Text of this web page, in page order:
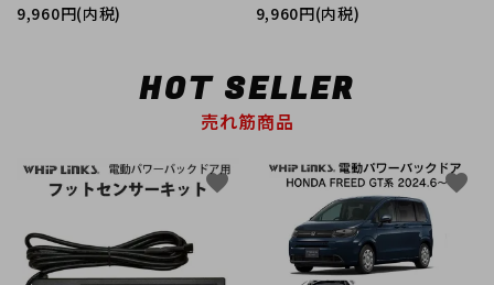
9,960円(内税)
9,960円(内税)
HOT SELLER
売れ筋商品
favorite favorite